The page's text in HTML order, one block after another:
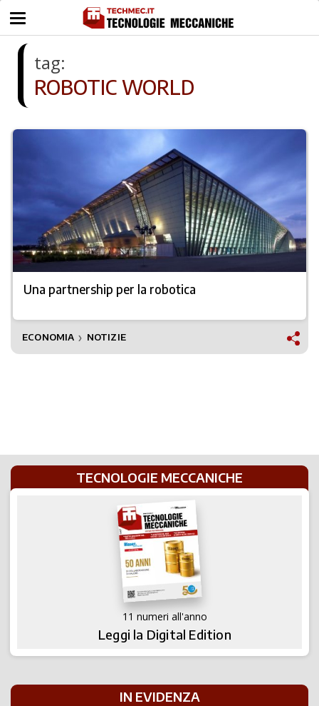
tag:
ROBOTIC WORLD
Una partnership per la robotica
ECONOMIA ❯ NOTIZIE
TECNOLOGIE MECCANICHE
11 numeri all'anno
Leggi la Digital Edition
IN EVIDENZA